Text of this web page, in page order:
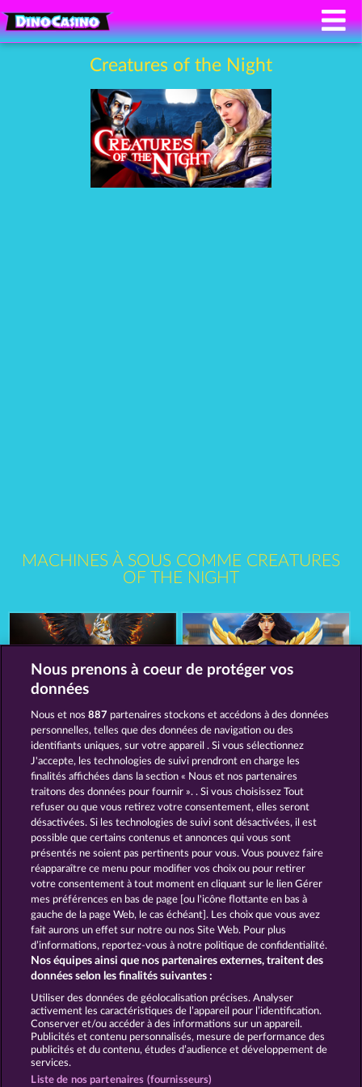
Creatures of the Night
MACHINES À SOUS COMME CREATURES
OF THE NIGHT
The Griffin Gates Of Ishtar
Mighty Dragon The Land of Heroes
CGU Charte de confidentialité
Mentions légales Société FAQ
Facebook Blog
Envoyer la demande de rétractation
Nous prenons à coeur de protéger vos
données
Nous et nos887 partenaires stockons et accédons à des données
personnelles, telles que des données de navigation ou des
identifiants uniques, sur votre appareil . Si vous sélectionnez
J'accepte, les technologies de suivi prendront en charge les
finalités affichées dans la section « Nous et nos partenaires
traitons des données pour fournir ». . Si vous choisissez Tout
refuser ou que vous retirez votre consentement, elles seront
désactivées. Si les technologies de suivi sont désactivées, il est
possible que certains contenus et annonces qui vous sont
présentés ne soient pas pertinents pour vous. Vous pouvez faire
réapparaître ce menu pour modifier vos choix ou pour retirer
votre consentement à tout moment en cliquant sur le lien Gérer
mes préférences en bas de page [ou l'icône flottante en bas à
gauche de la page Web, le cas échéant]. Les choix que vous avez
fait aurons un effet sur notre ou nos Site Web. Pour plus
d’informations, reportez-vous à notre politique de confidentialité.
Nos équipes ainsi que nos partenaires externes, traitent des
données selon les finalités suivantes :
Utiliser des données de géolocalisation précises. Analyser
activement les caractéristiques de l’appareil pour l’identification.
Conserver et/ou accéder à des informations sur un appareil.
Publicités et contenu personnalisés, mesure de performance des
publicités et du contenu, études d’audience et développement de
services.
Liste de nos partenaires (fournisseurs)